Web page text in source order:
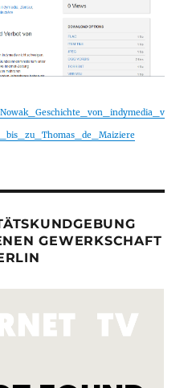
GEWERKSCHAFT